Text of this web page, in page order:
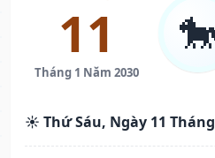
11
Tháng 1 Năm 2030
☀️ Thứ Sáu, Ngày 11